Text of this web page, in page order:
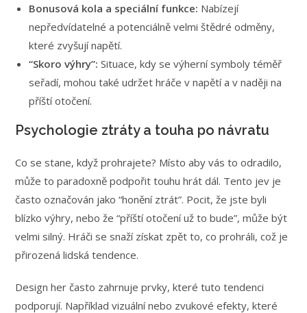
Bonusová kola a speciální funkce: Nabízejí
nepředvídatelné a potenciálně velmi štědré odměny,
které zvyšují napětí.
“Skoro výhry”: Situace, kdy se výherní symboly téměř
seřadí, mohou také udržet hráče v napětí a v naději na
příští otočení.
Psychologie ztráty a touha po návratu
Co se stane, když prohrajete? Místo aby vás to odradilo,
může to paradoxně podpořit touhu hrát dál. Tento jev je
často označován jako “honění ztrát”. Pocit, že jste byli
blízko výhry, nebo že “příští otočení už to bude”, může být
velmi silný. Hráči se snaží získat zpět to, co prohráli, což je
přirozená lidská tendence.
Design her často zahrnuje prvky, které tuto tendenci
podporují. Například vizuální nebo zvukové efekty, které